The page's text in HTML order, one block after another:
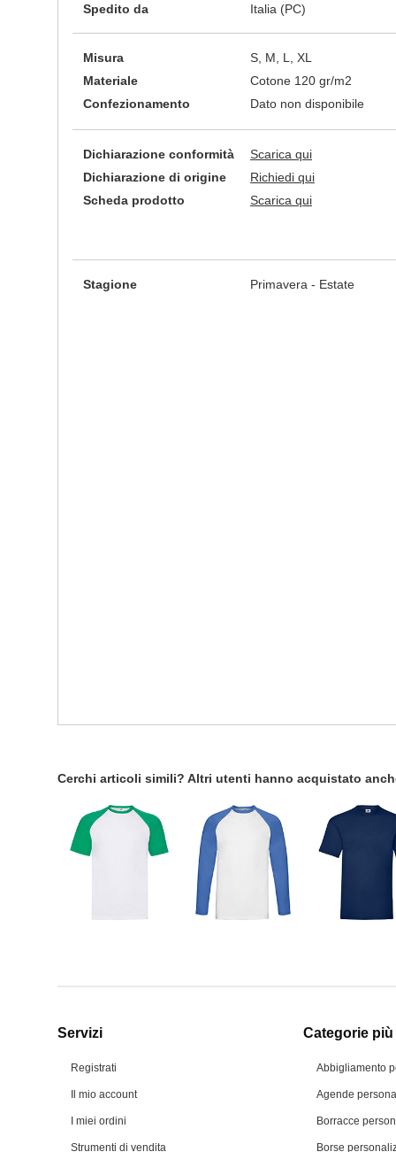
Spedito da
Italia (PC)
Misura
S, M, L, XL
Materiale
Cotone 120 gr/m2
Confezionamento
Dato non disponibile
Dichiarazione conformità
Scarica qui
Dichiarazione di origine
Richiedi qui
Scheda prodotto
Scarica qui
Stagione Primavera - Estate
Cerchi articoli simili? Altri utenti hanno acquistato
Servizi
Registrati
Il mio account
I miei ordini
Strumenti di vendita
Categorie
Abbigliamento
Agende
Borracce
Borse